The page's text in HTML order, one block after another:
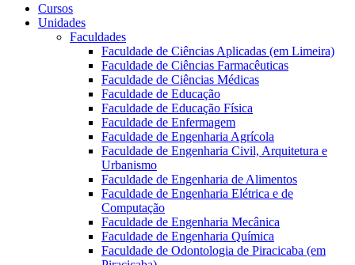
Cursos
Unidades
Faculdades
Faculdade de Ciências Aplicadas (em Limeira)
Faculdade de Ciências Farmacêuticas
Faculdade de Ciências Médicas
Faculdade de Educação
Faculdade de Educação Física
Faculdade de Enfermagem
Faculdade de Engenharia Agrícola
Faculdade de Engenharia Civil, Arquitetura e
Urbanismo
Faculdade de Engenharia de Alimentos
Faculdade de Engenharia Elétrica e de
Computação
Faculdade de Engenharia Mecânica
Faculdade de Engenharia Química
Faculdade de Odontologia de Piracicaba (em